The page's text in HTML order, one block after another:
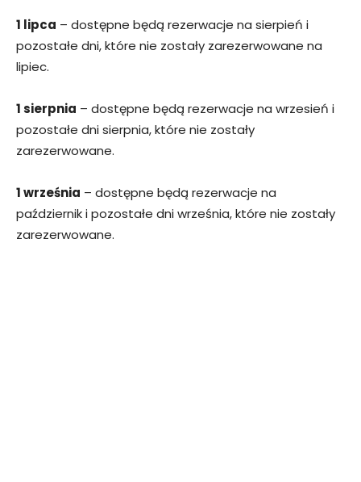
1 lipca – dostępne będą rezerwacje na sierpień i
pozostałe dni, które nie zostały zarezerwowane na
lipiec.
1 sierpnia – dostępne będą rezerwacje na wrzesień i
pozostałe dni sierpnia, które nie zostały
zarezerwowane.
1 września – dostępne będą rezerwacje na
październik i pozostałe dni września, które nie zostały
zarezerwowane.